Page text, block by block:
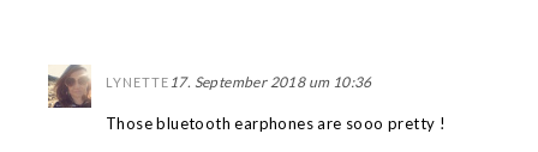
LYNETTE17. September 2018 um 10:36
Those bluetooth earphones are sooo pretty !